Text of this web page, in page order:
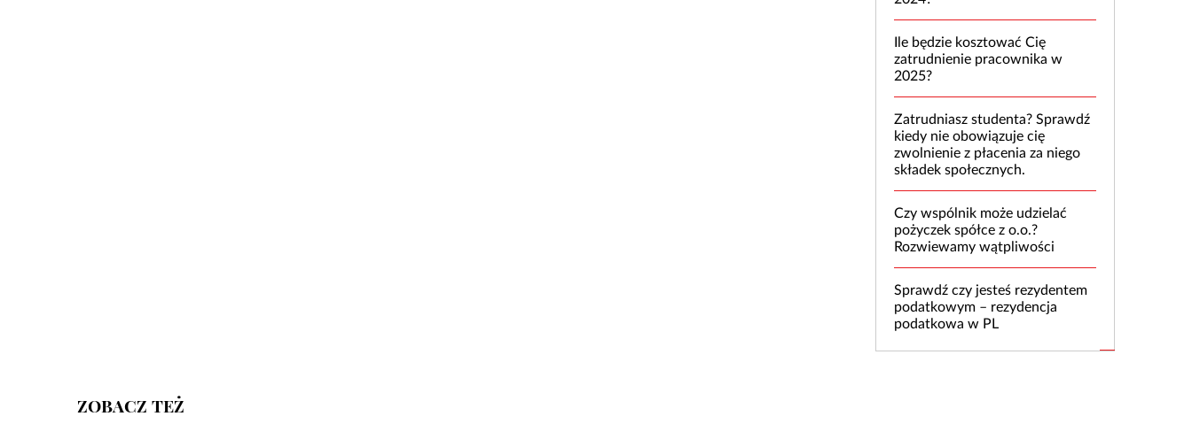
Ile będzie kosztować Cię
zatrudnienie pracownika w
2025?
Zatrudniasz studenta? Sprawdź
kiedy nie obowiązuje cię
zwolnienie z płacenia za niego
składek społecznych.
Czy wspólnik może udzielać
pożyczek spółce z o.o.?
Rozwiewamy wątpliwości
Sprawdź czy jesteś rezydentem
podatkowym – rezydencja
podatkowa w PL
ZOBACZ TEŻ